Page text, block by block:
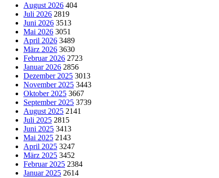
August 2026 404
Juli 2026 2819
Juni 2026 3513
Mai 2026 3051
April 2026 3489
März 2026 3630
Februar 2026 2723
Januar 2026 2856
Dezember 2025 3013
November 2025 3443
Oktober 2025 3667
September 2025 3739
August 2025 2141
Juli 2025 2815
Juni 2025 3413
Mai 2025 2143
April 2025 3247
März 2025 3452
Februar 2025 2384
Januar 2025 2614